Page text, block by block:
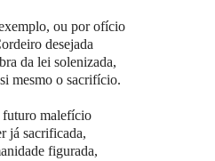
ou por ofício
desejada
da lei solenizada,
mesmo o sacrifício.
malefício
já sacrificada,
figurada,